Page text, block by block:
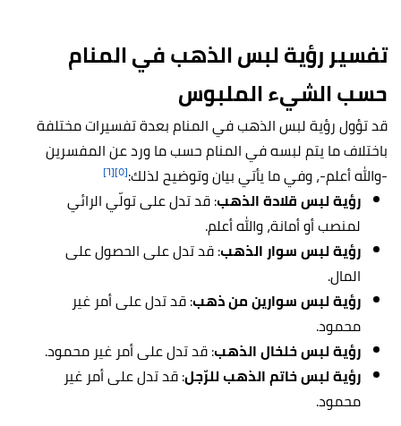
تفسير رؤية لبس الذهب في المنام
حسب الشيء الملبوس
قد تؤول رؤية لبس الذهب في المنام بعدة تفسيرات مختلفة
باختلاف ما يتم لبسه في المنام حسب ما ورد عن المفسرين
-والله أعلم-، وفي ما يأتي بيان وتوضيح لذلك:[٥] [٦]
رؤية لبس قلادة الذهب: قد تدل على تولّي الرائي
لمنصب أو أمانة، والله أعلم.
رؤية لبس سوار الذهب: قد تدل على الحصول على
المال.
رؤية لبس سوارين من ذهب: قد تدل على أمر غير
محمود.
رؤية لبس خلخال الذهب: قد تدل على أمر غير محمود.
رؤية لبس خاتم الذهب للرّجل: قد تدل على أمر غير
محمود.